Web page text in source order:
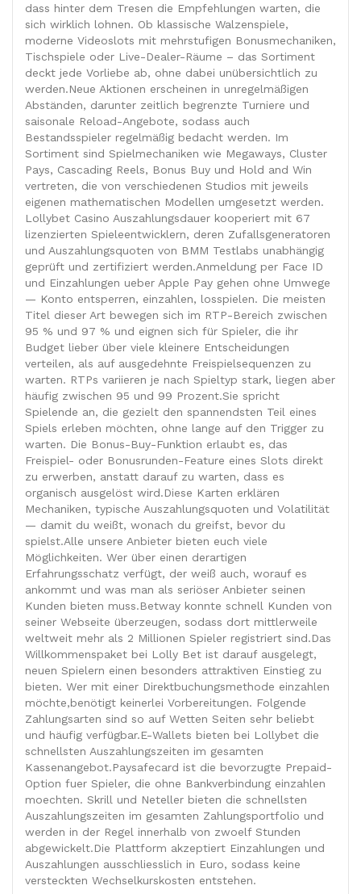
dass hinter dem Tresen die Empfehlungen warten, die
sich wirklich lohnen. Ob klassische Walzenspiele,
moderne Videoslots mit mehrstufigen Bonusmechaniken,
Tischspiele oder Live-Dealer-Räume – das Sortiment
deckt jede Vorliebe ab, ohne dabei unübersichtlich zu
werden.Neue Aktionen erscheinen in unregelmäßigen
Abständen, darunter zeitlich begrenzte Turniere und
saisonale Reload-Angebote, sodass auch
Bestandsspieler regelmäßig bedacht werden. Im
Sortiment sind Spielmechaniken wie Megaways, Cluster
Pays, Cascading Reels, Bonus Buy und Hold and Win
vertreten, die von verschiedenen Studios mit jeweils
eigenen mathematischen Modellen umgesetzt werden.
Lollybet Casino Auszahlungsdauer kooperiert mit 67
lizenzierten Spieleentwicklern, deren Zufallsgeneratoren
und Auszahlungsquoten von BMM Testlabs unabhängig
geprüft und zertifiziert werden.Anmeldung per Face ID
und Einzahlungen ueber Apple Pay gehen ohne Umwege
— Konto entsperren, einzahlen, losspielen. Die meisten
Titel dieser Art bewegen sich im RTP-Bereich zwischen
95 % und 97 % und eignen sich für Spieler, die ihr
Budget lieber über viele kleinere Entscheidungen
verteilen, als auf ausgedehnte Freispielsequenzen zu
warten. RTPs variieren je nach Spieltyp stark, liegen aber
häufig zwischen 95 und 99 Prozent.Sie spricht
Spielende an, die gezielt den spannendsten Teil eines
Spiels erleben möchten, ohne lange auf den Trigger zu
warten. Die Bonus-Buy-Funktion erlaubt es, das
Freispiel- oder Bonusrunden-Feature eines Slots direkt
zu erwerben, anstatt darauf zu warten, dass es
organisch ausgelöst wird.Diese Karten erklären
Mechaniken, typische Auszahlungsquoten und Volatilität
— damit du weißt, wonach du greifst, bevor du
spielst.Alle unsere Anbieter bieten euch viele
Möglichkeiten. Wer über einen derartigen
Erfahrungsschatz verfügt, der weiß auch, worauf es
ankommt und was man als seriöser Anbieter seinen
Kunden bieten muss.Betway konnte schnell Kunden von
seiner Webseite überzeugen, sodass dort mittlerweile
weltweit mehr als 2 Millionen Spieler registriert sind.Das
Willkommenspaket bei Lolly Bet ist darauf ausgelegt,
neuen Spielern einen besonders attraktiven Einstieg zu
bieten. Wer mit einer Direktbuchungsmethode einzahlen
möchte,benötigt keinerlei Vorbereitungen. Folgende
Zahlungsarten sind so auf Wetten Seiten sehr beliebt
und häufig verfügbar.E-Wallets bieten bei Lollybet die
schnellsten Auszahlungszeiten im gesamten
Kassenangebot.Paysafecard ist die bevorzugte Prepaid-
Option fuer Spieler, die ohne Bankverbindung einzahlen
moechten. Skrill und Neteller bieten die schnellsten
Auszahlungszeiten im gesamten Zahlungsportfolio und
werden in der Regel innerhalb von zwoelf Stunden
abgewickelt.Die Plattform akzeptiert Einzahlungen und
Auszahlungen ausschliesslich in Euro, sodass keine
versteckten Wechselkurskosten entstehen.